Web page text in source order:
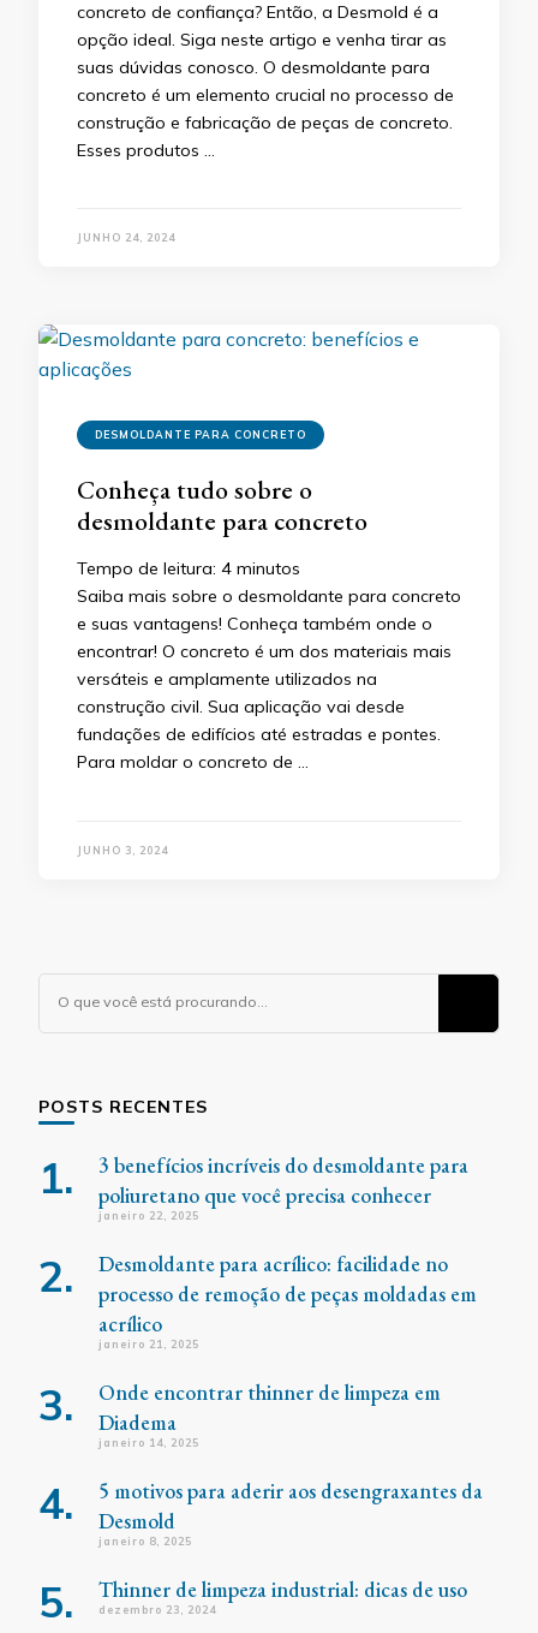
concreto de confiança? Então, a Desmold é a
opção ideal. Siga neste artigo e venha tirar as
suas dúvidas conosco. O desmoldante para
concreto é um elemento crucial no processo de
construção e fabricação de peças de concreto.
Esses produtos …
JUNHO 24, 2024
DESMOLDANTE PARA CONCRETO
Conheça tudo sobre o
desmoldante para concreto
Tempo de leitura: 4 minutos
Saiba mais sobre o desmoldante para concreto
e suas vantagens! Conheça também onde o
encontrar! O concreto é um dos materiais mais
versáteis e amplamente utilizados na
construção civil. Sua aplicação vai desde
fundações de edifícios até estradas e pontes.
Para moldar o concreto de …
JUNHO 3, 2024
algo?
POSTS RECENTES
3 benefícios incríveis do desmoldante para
poliuretano que você precisa conhecer
janeiro 22, 2025
Desmoldante para acrílico: facilidade no
processo de remoção de peças moldadas em
acrílico
janeiro 21, 2025
Onde encontrar thinner de limpeza em
Diadema
janeiro 14, 2025
5 motivos para aderir aos desengraxantes da
Desmold
janeiro 8, 2025
Thinner de limpeza industrial: dicas de uso
dezembro 23, 2024